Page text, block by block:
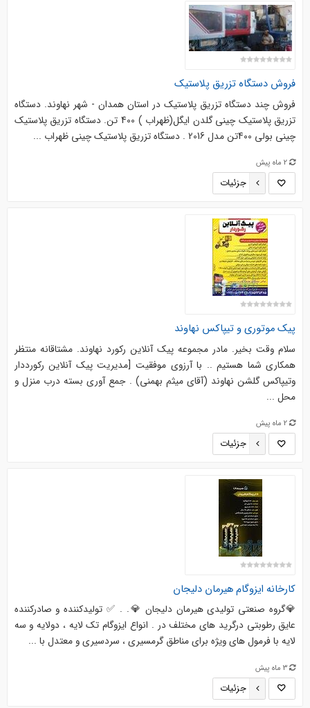
فروش دستگاه تزریق پلاستیک
فروش چند دستگاه تزریق پلاستیک در استان همدان - شهر نهاوند. دستگاه
تزریق پلاستیک چینی گلدن ایگل(ظهراب ) 400 تن. دستگاه تزریق پلاستیک
چینی بولی 400تن مدل 2016 . دستگاه تزریق پلاستیک چینی ظهراب ...
2 ماه پیش
جزئیات
پیک موتوری و تیپاکس نهاوند
سلام وقت بخیر. مادر مجموعه پیک آنلاین رکورد نهاوند. مشتاقانه منتظر
همکاری شما هستیم .. با آرزوی موفقیت [مدیریت پیک آنلاین رکورددار
وتیپاکس گلشن نهاوند (آقای میثم بهمنی) . جمع آوری بسته درب منزل و
محل ...
2 ماه پیش
جزئیات
کارخانه ایزوگام هیرمان دلیجان
💎گروه صنعتی تولیدی هیرمان دلیجان 💎. . ✅ تولیدکننده و صادرکننده
عایق رطوبتی درگرید های مختلف در . انواع ایزوگام تک لایه ، دولایه و سه
لایه با فرمول های ویژه برای مناطق گرمسیری ، سردسیری و معتدل با ...
3 ماه پیش
جزئیات